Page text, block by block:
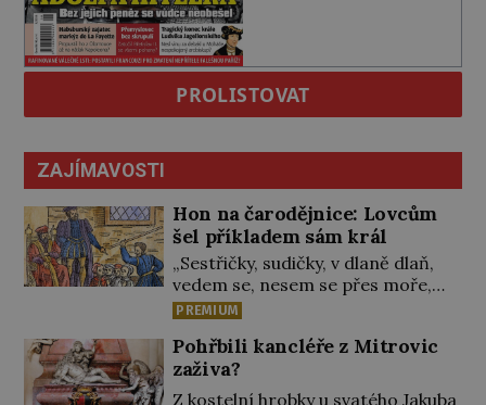
PROLISTOVAT
ZAJÍMAVOSTI
Hon na čarodějnice: Lovcům
šel příkladem sám král
„Sestřičky, sudičky, v dlaně dlaň,
vedem se, nesem se přes moře,
pláň, kouzlo teď točme kol a kol.“
diváci v hledišti napětím ani
nedýchají. Píše se rok 1606 a
populární anglický dramatik
PREMIUM
Pohřbili kancléře z Mitrovic
zaživa?
Z kostelní hrobky u svatého Jakuba